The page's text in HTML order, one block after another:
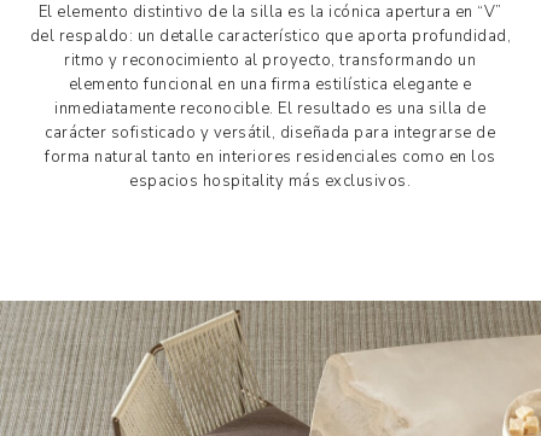
El elemento distintivo de la silla es la icónica apertura en “V”
del respaldo: un detalle característico que aporta profundidad,
ritmo y reconocimiento al proyecto, transformando un
elemento funcional en una firma estilística elegante e
inmediatamente reconocible. El resultado es una silla de
carácter sofisticado y versátil, diseñada para integrarse de
forma natural tanto en interiores residenciales como en los
espacios hospitality más exclusivos.